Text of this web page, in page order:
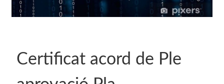
Certificat acord de Ple